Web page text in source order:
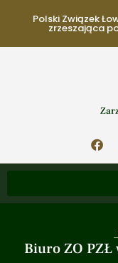
Polski Związek
zrzeszająca
Biuro ZO PZŁ